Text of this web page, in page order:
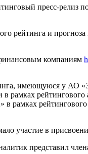
пресс-релиз
рейтинга и
компаниям
имеющуюся у АО
рейтингового
рейтингового
участие в
представил